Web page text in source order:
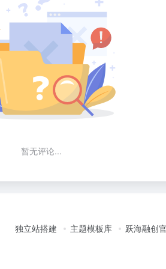
暂无评论...
独立站搭建 主题模板库 跃海融创